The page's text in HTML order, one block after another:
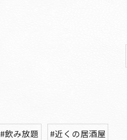
#飲み放題 #近くの居酒屋